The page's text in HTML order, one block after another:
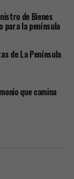
de Bienes
para la península
de La Península
que camina